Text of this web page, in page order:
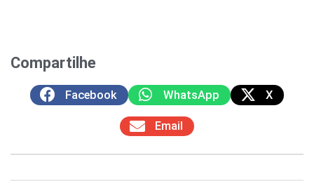
Compartilhe
Facebook WhatsApp X
Email